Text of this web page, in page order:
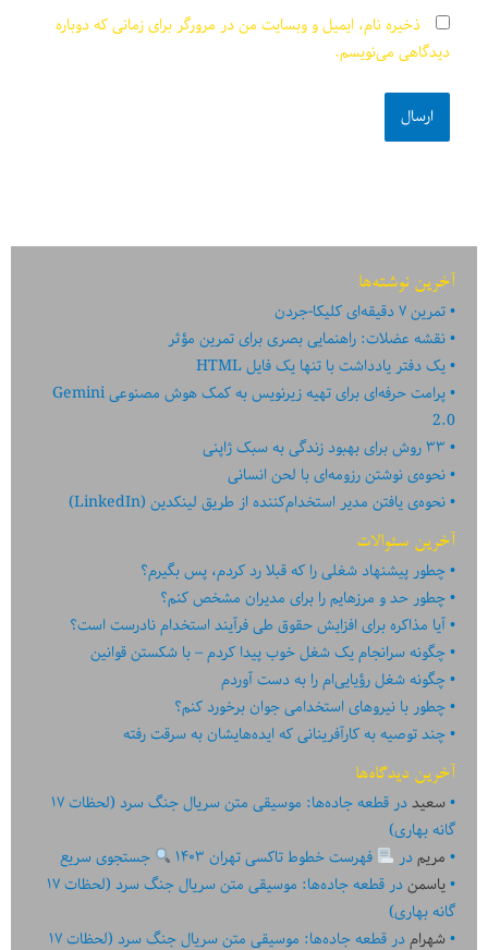
ذخیره نام، ایمیل و وبسایت من در مرورگر برای زمانی که دوباره
دیدگاهی می‌نویسم.
آخرین نوشته‌ها
تمرین ۷ دقیقه‌ای کلیکا-جردن
نقشه عضلات: راهنمایی بصری برای تمرین مؤثر
یک دفتر یادداشت با تنها یک فایل HTML
پرامت حرفه‌ای برای تهیه زیرنویس به کمک هوش مصنوعی Gemini
2.0
۳۳ روش برای بهبود زندگی به سبک ژاپنی
نحوه‌ی نوشتن رزومه‌ای با لحن انسانی
نحوه‌ی یافتن مدیر استخدام‌کننده از طریق لینکدین (LinkedIn)
آخرین سئوالات
چطور پیشنهاد شغلی را که قبلا رد کردم، پس بگیرم؟
چطور حد و مرزهایم را برای مدیران مشخص کنم؟
آیا مذاکره برای افزایش حقوق طی فرآیند استخدام نادرست است؟
چگونه سرانجام یک شغل خوب پیدا کردم – با شکستن قوانین
چگونه شغل رؤیایی‌ام را به دست آوردم
چطور با نیروهای استخدامی جوان برخورد کنم؟
چند توصیه به کارآفرینانی که ایده‏‏‌‏‏‌هایشان به سرقت رفته
آخرین دیدگاه‌ها
سعیددر
قطعه جاده‌ها: موسیقی متن سریال جنگ سرد (لحظات ۱۷
گانه بهاری)
مریمدر فهرست خطوط تاکسی تهران ۱۴۰۳
جستجوی سریع
یاسمندر
قطعه جاده‌ها: موسیقی متن سریال جنگ سرد (لحظات ۱۷
گانه بهاری)
شهرامدر
قطعه جاده‌ها: موسیقی متن سریال جنگ سرد (لحظات ۱۷